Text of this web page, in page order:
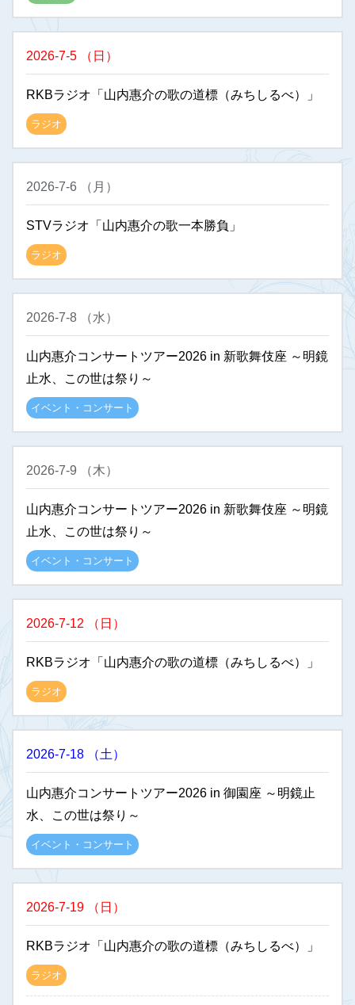
2026-7-5 （ 日 ）
RKBラジオ「山内惠介の歌の道標（みちしるべ）」
ラジオ
2026-7-6 （ 月 ）
STVラジオ「山内惠介の歌一本勝負」
ラジオ
2026-7-8 （水）
山内惠介コンサートツアー2026 in 新歌舞伎座 ～明鏡
止水、この世は祭り～
イベント・コンサート
2026-7-9 （木）
山内惠介コンサートツアー2026 in 新歌舞伎座 ～明鏡
止水、この世は祭り～
イベント・コンサート
2026-7-12 （ 日 ）
RKBラジオ「山内惠介の歌の道標（みちしるべ）」
ラジオ
2026-7-18 （土 ）
山内惠介コンサートツアー2026 in 御園座 ～明鏡止
水、この世は祭り～
イベント・コンサート
2026-7-19 （ 日 ）
RKBラジオ「山内惠介の歌の道標（みちしるべ）」
ラジオ